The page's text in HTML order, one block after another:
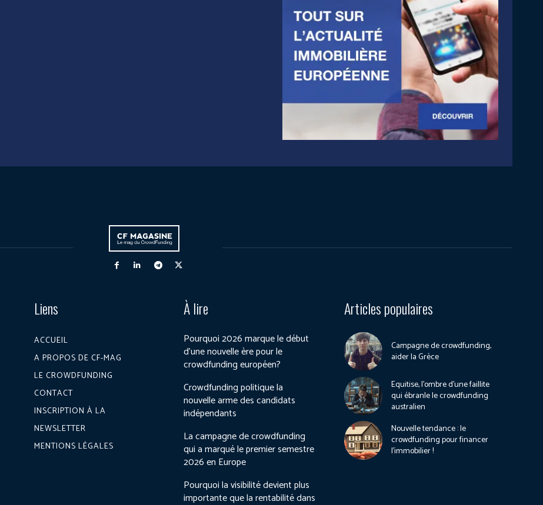
Liens
ACCUEIL
A PROPOS DE CF-MAG
LE CROWDFUNDING
CONTACT
INSCRIPTION À LA
NEWSLETTER
MENTIONS LÉGALES
À lire
Pourquoi 2026 marque le début
d’une nouvelle ère pour le
crowdfunding européen?
Crowdfunding politique la
nouvelle arme des candidats
indépendants
La campagne de crowdfunding
qui a marqué le premier semestre
2026 en Europe
Pourquoi la visibilité devient plus
importante que la rentabilité dans
Articles populaires
Campagne de crowdfunding,
aider la Grèce
Equitise, l’ombre d’une faillite
qui ébranle le crowdfunding
australien
Nouvelle tendance : le
crowdfunding pour financer
l’immobilier !